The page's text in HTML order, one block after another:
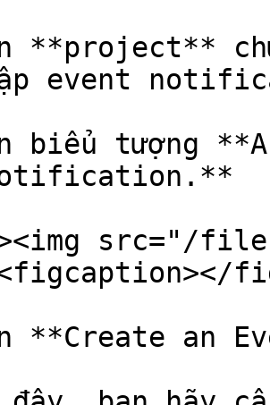
**project**
event
biểu tượng
src="/files/
**Create an